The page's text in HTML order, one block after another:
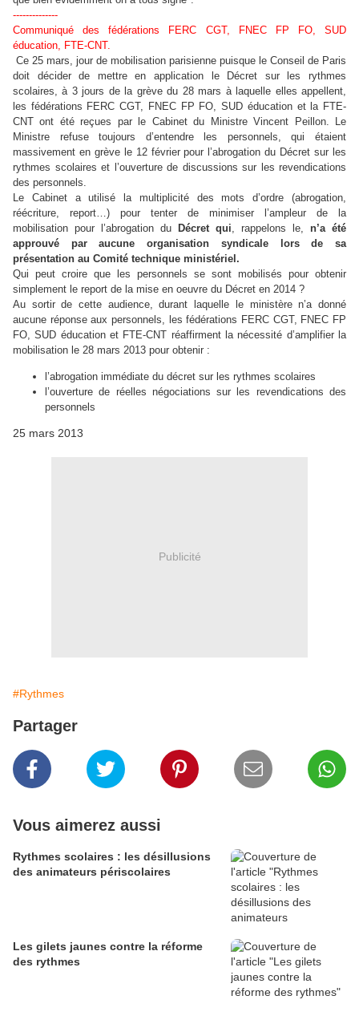
--------------
Communiqué des fédérations FERC CGT, FNEC FP FO, SUD
éducation, FTE-CNT.
Ce 25 mars, jour de mobilisation parisienne puisque le Conseil de Paris
doit décider de mettre en application le Décret sur les rythmes
scolaires, à 3 jours de la grève du 28 mars à laquelle elles appellent,
les fédérations FERC CGT, FNEC FP FO, SUD éducation et la FTE-
CNT ont été reçues par le Cabinet du Ministre Vincent Peillon. Le
Ministre refuse toujours d’entendre les personnels, qui étaient
massivement en grève le 12 février pour l’abrogation du Décret sur les
rythmes scolaires et l’ouverture de discussions sur les revendications
des personnels.
Le Cabinet a utilisé la multiplicité des mots d’ordre (abrogation,
réécriture, report…) pour tenter de minimiser l’ampleur de la
mobilisation pour l’abrogation du Décret qui , rappelons le, n’a été
approuvé par aucune organisation syndicale lors de sa
présentation au Comité technique ministériel.
Qui peut croire que les personnels se sont mobilisés pour obtenir
simplement le report de la mise en oeuvre du Décret en 2014 ?
Au sortir de cette audience, durant laquelle le ministère n’a donné
aucune réponse aux personnels, les fédérations FERC CGT, FNEC FP
FO, SUD éducation et FTE-CNT réaffirment la nécessité d’amplifier la
mobilisation le 28 mars 2013 pour obtenir :
l’abrogation immédiate du décret sur les rythmes scolaires
l’ouverture de réelles négociations sur les revendications des
personnels
25 mars 2013
Publicité
#Rythmes
Partager
Vous aimerez aussi
Rythmes scolaires : les désillusions
des animateurs périscolaires
Les gilets jaunes contre la réforme
des rythmes